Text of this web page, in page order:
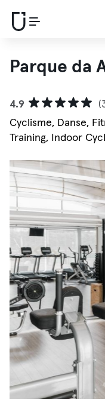
Parque da
4.9
Cyclisme, Danse,
Training, Indoor